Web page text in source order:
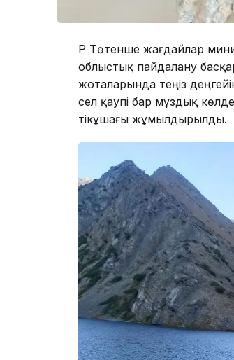
ҚР Төтенше жағдайлар
облыстық пайдалану
жоталарында теңіз
сел қаупі бар мұздық
тікұшағы жұмылдырылды.